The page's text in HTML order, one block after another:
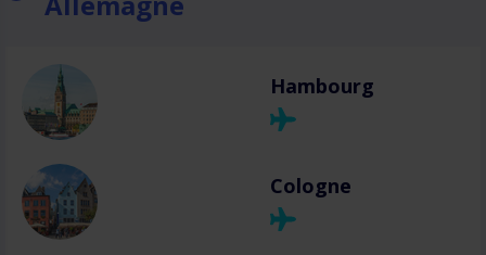
Hambourg
Cologne